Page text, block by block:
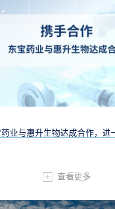
业与惠升生物达成合作，进
查看更多